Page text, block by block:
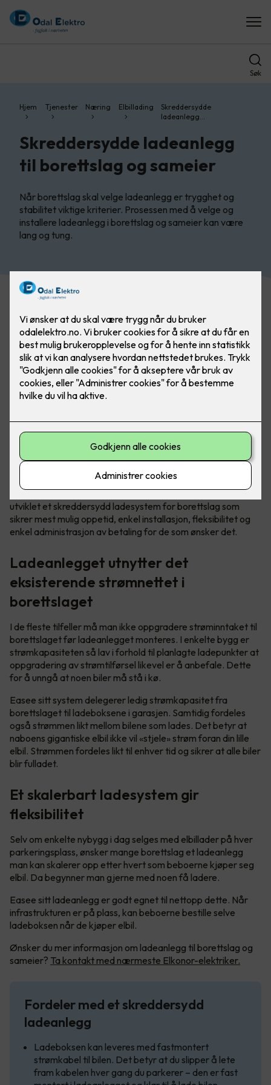
Søk
Hjem Tjenester Næring Elbillading
Skreddersydde
ladeanlegg…
Skreddersydde ladeanlegg
til borettslag og sameier
Når borettslag skal velge ladeanlegg er trygghet og
stabilitet viktige kriterier. Prosessen med å velge og
installere ladeanlegg i borettslag og sameier kan være
lang og tung.
Bilde: Easee. Flere laderoboter kan kobles sammen
Det er mye å sette seg inn i og mange valg som skal tas
både av styret og generalforsamling.Norske Easeehar
utviklet et skreddersydd ladesystem for borettslag som
sikrer mest mulig oppetid, enkel installasjon, fleksibilitet og
enkel administrasjon av betaling for de som ønsker det.
Ladeanlegget utnytter det
eksisterende strømnettet i
borettslaget
I de fleste tilfeller må man ikke oppgradere strøminntaket til
borettslaget før ladeanlegget monteres. I enkelte bygg er
strømkapasiteten så lav i forhold til planlagte ladepunkter at
oppgradering av strømtilførsel likevel er å anbefale. Dette
for å unngå at noen biler må stå i kø.
Easee sitt system delegerer ledig strømkapasitet fra
borettslaget til ladeboksene i garasjen. Samtidig fordeles
også strømmen likt mellom bilene som lades. Det betyr at
naboens gigantiske elbil ikke vil «stjele» strøm foran din lille
elbil. Strømmen fordeles likt til enhver tid og sikrer at alle biler
blir fulladet.
Et skalerbart ladesystem gir
fleksibilitet
Selv om enkelte nybygg i dag selges med elbillader på hver
parkeringsplass, ønsker mange borettslag et ladeanlegg
man kan skalerer opp etter hvert som beboerne kjøper seg
elbil. Da begynner man gjerne med noen få ladere.
Easee sitt ladeanlegg er godt egnet til nettopp dette. Når
infrastrukturen er på plass, kan beboerne bestille selve
ladeboksen når de kjøper elbil.
Ønsker du mer informasjon om ladeanlegg til borettslag og
sameier? Ta kontakt med nærmeste Elkonor-elektriker.
Fordeler med et skreddersydd
ladeanlegg
Ladeboksen kan leveres med fastmontert
strømkabel til bilen. Det betyr at du slipper å lete
fram kabelen hver gang du parkerer – den er fast